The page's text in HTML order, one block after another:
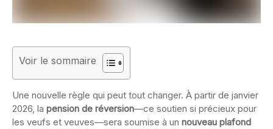
Voir le sommaire
Une nouvelle règle qui peut tout changer. À partir de janvier
2026, la pension de réversion—ce soutien si précieux pour
les veufs et veuves—sera soumise à un nouveau plafond